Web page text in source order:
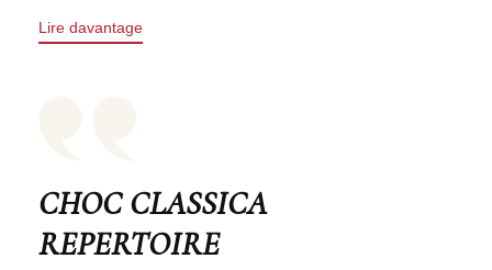
Lire davantage
CHOC CLASSICA
REPERTOIRE